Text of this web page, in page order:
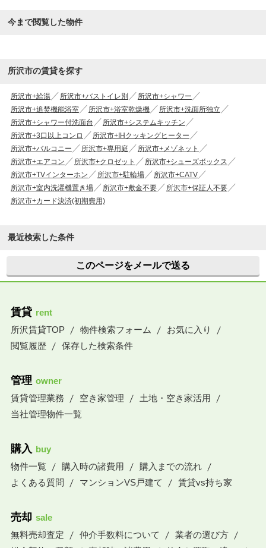
今まで閲覧した物件
所沢市の賃貸を探す
所沢市+給湯 所沢市+バストイレ別
所沢市+シャワー
所沢市+追焚機能浴室
所沢市+浴室乾燥機
所沢市+洗面所独立
所沢市+シャワー付洗面台
所沢市+システムキッチン
所沢市+3口以上コンロ
所沢市+IHクッキングヒーター
所沢市+バルコニー
所沢市+専用庭
所沢市+メゾネット
所沢市+エアコン
所沢市+クロゼット
所沢市+シューズボックス
所沢市+TVインターホン
所沢市+駐輪場
所沢市+CATV
所沢市+室内洗濯機置き場
所沢市+敷金不要
所沢市+保証人不要
所沢市+カード決済(初期費用)
最近検索した条件
このページをメールで送る
賃貸 rent
所沢賃貸TOP
物件検索フォーム
お気に入り
閲覧履歴
保存した検索条件
管理 owner
賃貸管理業務
空き家管理
土地・空き家活用
当社管理物件一覧
購入 buy
物件一覧
購入時の諸費用
購入までの流れ
よくある質問
マンションVS戸建て 賃貸vs持ち家
売却 sale
無料売却査定
仲介手数料について
業者の選び方